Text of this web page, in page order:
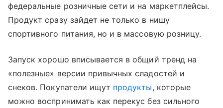
федеральные розничные сети и на маркетплейсы.
Продукт сразу зайдет не только в нишу
спортивного питания, но и в массовую розницу.
Запуск хорошо вписывается в общий тренд на
«полезные» версии привычных сладостей и
снеков. Покупатели ищут продукты, которые
можно воспринимать как перекус без сильного